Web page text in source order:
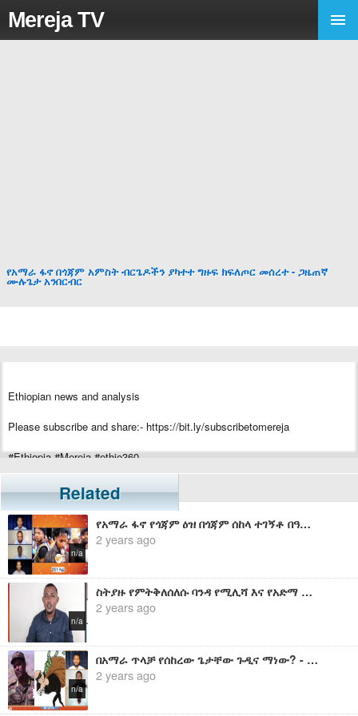
Mereja TV
የአማራ ፋኖ በጎጃም አምስት ብርጌዶችን ያካተተ ግዙፍ ክፍለጦር መሰረተ - ጋዜጠኛ
ሙሉጌታ አንበርብር
Ethiopian news and analysis
Please subscribe and share:- https://bit.ly/subscribetomereja
#Ethiopia #Mereja #ethio360
Related
n/a
የአማራ ፋኖ የጎጃም ዕዝ በጎጃም ሰከላ ተገኝቶ በዓሉን በደመቀ ሁኔታ አክብሯል፤ ፋኖ ባለበት ሁሉ ሰላም መሆኑንም አስመስክሯል - ሙሉጌታ አንበርብር
2 years ago
n/a
ስትያዙ የምትቅለሰለሱ ባንዳ የሚሊሻ እና የአድማ ብተና አባላቶች ይህ መልዕክት ለእናንተ ነው - ጋዜጠኛ ሙሉጌታ አንበርብር
2 years ago
n/a
በአማራ ጥላቻ የሰከረው ጌታቸው ጉዲና ማነው? - ጋዜጠኛ ሙሉጌታ አንበርብር ስለግለሰቡ ማንነት በሰፊው ዳሶታል
2 years ago